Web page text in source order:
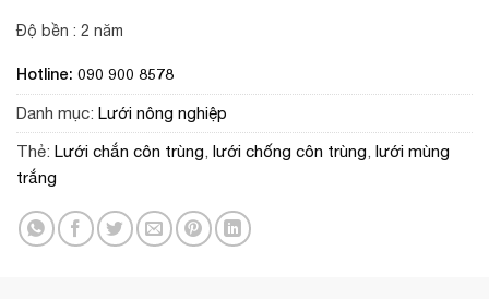
Độ bền : 2 năm
Hotline: 090 900 8578
Danh mục: Lưới nông nghiệp
Thẻ: Lưới chắn côn trùng, lưới chống côn trùng, lưới mùng
trắng